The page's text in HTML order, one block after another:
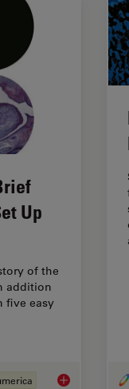
Dots
Up
of the
addition
five easy
Koehler